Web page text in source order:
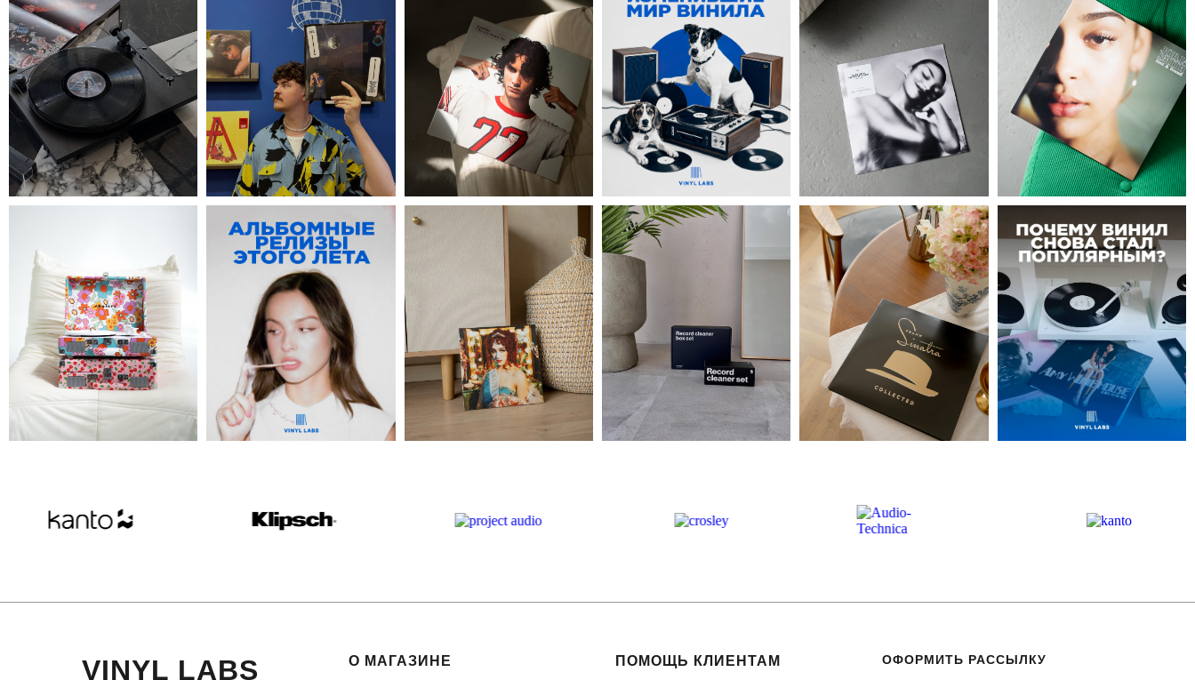
VINYL LABS О МАГАЗИНЕ ПОМОЩЬ КЛИЕНТАМ ОФОРМИТЬ РАССЫЛКУ